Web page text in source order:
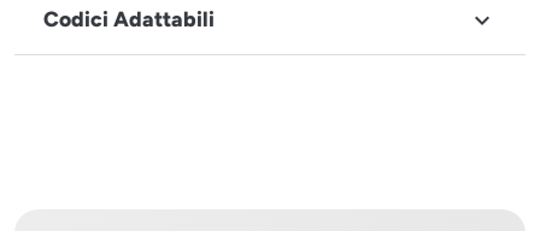
Codici Adattabili 